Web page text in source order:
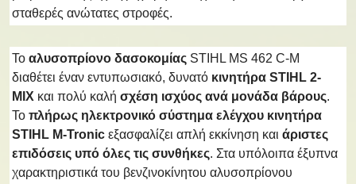
σταθερές ανώτατες στροφές.
Το αλυσοπρίονο δασοκομίας STIHL MS 462 C-M
διαθέτει έναν εντυπωσιακό, δυνατό κινητήρα STIHL 2-
MIX και πολύ καλή σχέση ισχύος ανά μονάδα βάρους.
Το πλήρως ηλεκτρονικό σύστημα ελέγχου κινητήρα
STIHL M-Tronic εξασφαλίζει απλή εκκίνηση και άριστες
επιδόσεις υπό όλες τις συνθήκες. Στα υπόλοιπα έξυπνα
χαρακτηριστικά του βενζινοκίνητου αλυσοπρίονου